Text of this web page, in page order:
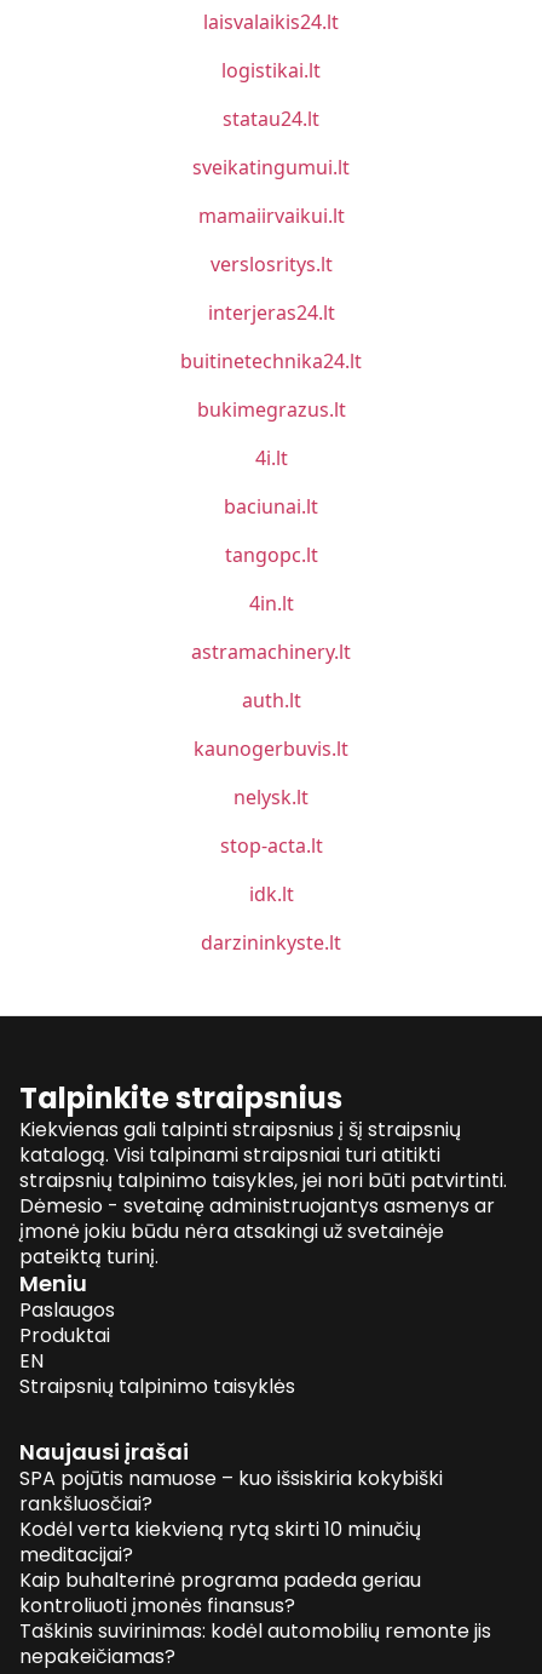
laisvalaikis24.lt
logistikai.lt
statau24.lt
sveikatingumui.lt
mamaiirvaikui.lt
verslosritys.lt
interjeras24.lt
buitinetechnika24.lt
bukimegrazus.lt
4i.lt
baciunai.lt
tangopc.lt
4in.lt
astramachinery.lt
auth.lt
kaunogerbuvis.lt
nelysk.lt
stop-acta.lt
idk.lt
darzininkyste.lt
Talpinkite straipsnius
Kiekvienas gali talpinti straipsnius į šį straipsnių
katalogą. Visi talpinami straipsniai turi atitikti
straipsnių talpinimo taisykles, jei nori būti patvirtinti.
Dėmesio - svetainę administruojantys asmenys ar
įmonė jokiu būdu nėra atsakingi už svetainėje
pateiktą turinį.
Meniu
Paslaugos
Produktai
EN
Straipsnių talpinimo taisyklės
Naujausi įrašai
SPA pojūtis namuose – kuo išsiskiria kokybiški
rankšluosčiai?
Kodėl verta kiekvieną rytą skirti 10 minučių
meditacijai?
Kaip buhalterinė programa padeda geriau
kontroliuoti įmonės finansus?
Taškinis suvirinimas: kodėl automobilių remonte jis
nepakeičiamas?